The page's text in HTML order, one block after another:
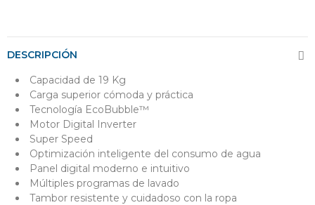
DESCRIPCIÓN
Capacidad de 19 Kg
Carga superior cómoda y práctica
Tecnología EcoBubble™
Motor Digital Inverter
Super Speed
Optimización inteligente del consumo de agua
Panel digital moderno e intuitivo
Múltiples programas de lavado
Tambor resistente y cuidadoso con la ropa